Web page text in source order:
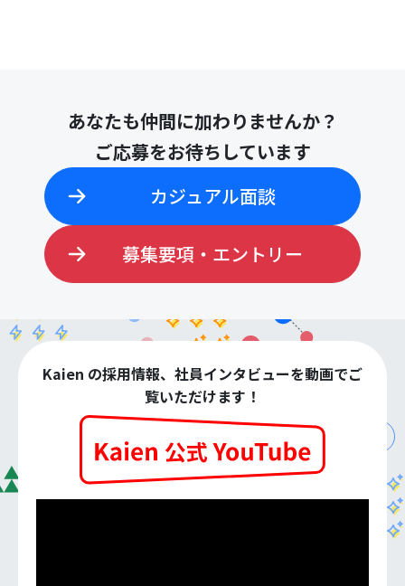
あなたも仲間に加わりませんか？
ご応募をお待ちしています
カジュアル面談
募集要項・エントリー
Kaien の採用情報、社員インタビューを動画でご
覧いただけます！